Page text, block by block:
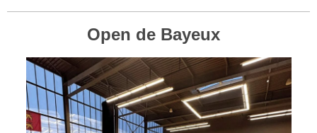
Open de Bayeux